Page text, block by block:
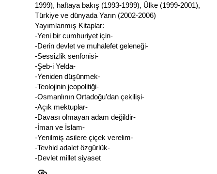
1999), haftaya bakış (1993-1999), Ülke (1999-2001),
Türkiye ve dünyada Yarın (2002-2006)
Yayımlanmış Kitaplar:
-Yeni bir cumhuriyet için-
-Derin devlet ve muhalefet geleneği-
-Sessizlik senfonisi-
-Şeb-i Yelda-
-Yeniden düşünmek-
-Teolojinin jeopolitiği-
-Osmanlının Ortadoğu’dan çekilişi-
-Açık mektuplar-
-Davası olmayan adam değildir-
-İman ve İslam-
-Yenilmiş asilere çiçek verelim-
-Tevhid adalet özgürlük-
-Devlet millet siyaset